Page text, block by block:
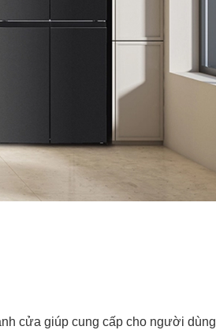
cửa giúp cung cấp cho người dùng